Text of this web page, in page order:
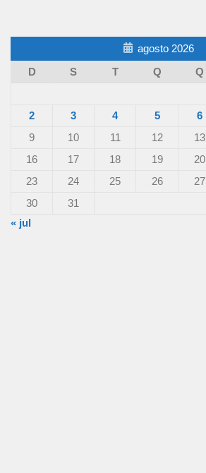
agosto 2026
D
S T Q Q
2
3 4 5 6
9
10 11 12 13
16
17 18 19 20
23
24 25 26 27
30
31
« jul